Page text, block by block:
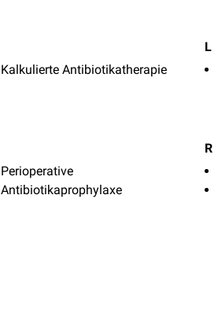
Kalkulierte Antibiotikatherapie
L
Perioperative
Antibiotikaprophylaxe
R